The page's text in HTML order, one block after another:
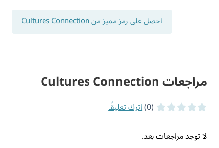
احصل على رمز مميز من Cultures Connection
مراجعات Cultures Connection
0 of 5 stars
(0) اترك تعليقًا
لا توجد مراجعات بعد.